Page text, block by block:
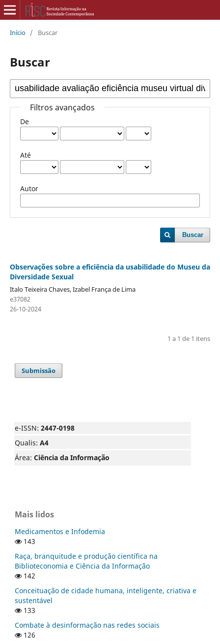
Início / Buscar
Buscar
Filtros avançados
De
Até
Autor
Buscar
Observações sobre a eficiência da usabilidade do Museu da
Diversidade Sexual
Italo Teixeira Chaves, Izabel França de Lima
e37082
26-10-2024
1 a 1 de 1 itens
Submissão
e-ISSN: 2447-0198
Qualis: A4
Área: Ciência da Informação
Mais lidos
Medicamentos e Infodemia
143
Raça, branquitude e produção científica na
Biblioteconomia e Ciência da Informação
142
Conceituação de cidade humana, inteligente, criativa e
sustentável
133
Combate à desinformação nas redes sociais
126